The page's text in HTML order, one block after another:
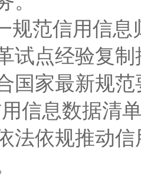
规范信用信
试点经验复
国家最新规
信息数据清
法依规推动